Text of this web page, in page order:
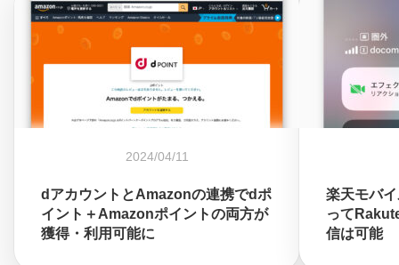
2024/04/11
dアカウントとAmazonの連携でdポ
イント＋Amazonポイントの両方が
獲得・利用可能に
楽天モバ
って
信は可能